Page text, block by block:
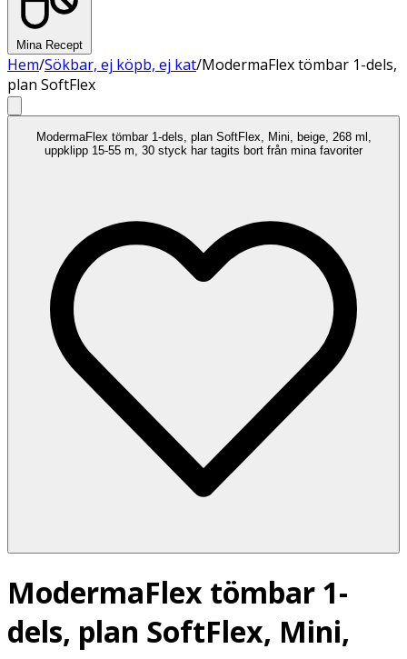
Mina Recept
Hem/Sökbar, ej köpb, ej kat/ModermaFlex tömbar 1-dels,
plan SoftFlex
ModermaFlex tömbar 1-dels, plan SoftFlex, Mini, beige, 268 ml,
uppklipp 15-55 m, 30 styck har tagits bort från mina favoriter
ModermaFlex tömbar 1-
dels, plan SoftFlex, Mini,